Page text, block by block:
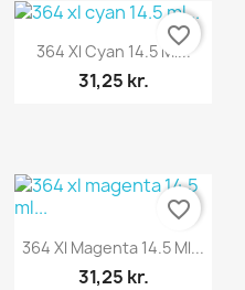
Vis her
364 Xl Cyan 14.5 Ml...
31,25 kr.
favorite_border
Vis her
364 Xl Magenta 14.5 Ml...
31,25 kr.
favorite_border